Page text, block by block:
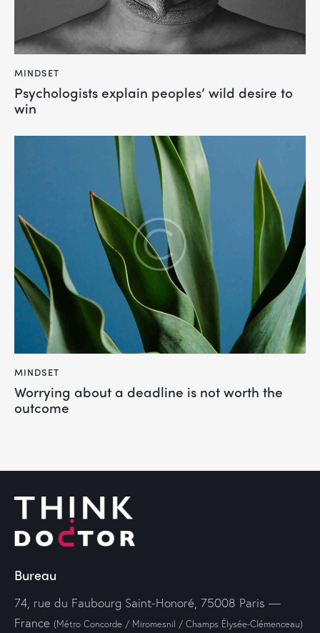
MINDSET
Psychologists explain peoples’ wild desire to
win
MINDSET
Worrying about a deadline is not worth the
outcome
Bureau
74, rue du Faubourg Saint-Honoré, 75008 Paris —
France (Métro Concorde / Miromesnil / Champs Élysée-Clémenceau)